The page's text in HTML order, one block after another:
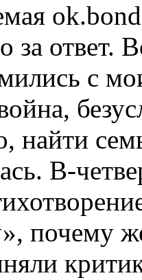
за ответ.
с
найти
В-
почему